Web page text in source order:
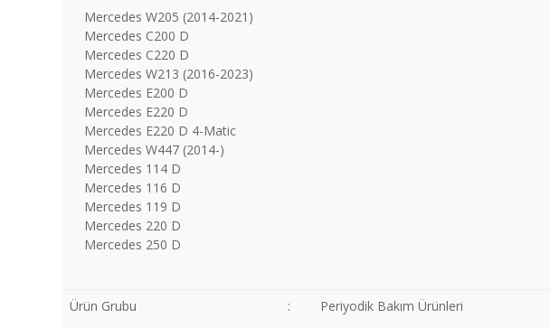
Mercedes W205 (2014-2021)
Mercedes C200 D
Mercedes C220 D
Mercedes W213 (2016-2023)
Mercedes E200 D
Mercedes E220 D
Mercedes E220 D 4-Matic
Mercedes W447 (2014-)
Mercedes 114 D
Mercedes 116 D
Mercedes 119 D
Mercedes 220 D
Mercedes 250 D
Ürün Grubu : Periyodik Bakım Ürünleri